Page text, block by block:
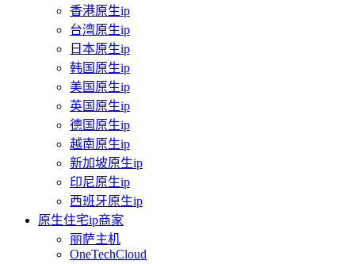
香港原生ip
台湾原生ip
日本原生ip
韩国原生ip
美国原生ip
英国原生ip
德国原生ip
越南原生ip
新加坡原生ip
印尼原生ip
西班牙原生ip
原生住宅ip商家
丽萨主机
OneTechCloud